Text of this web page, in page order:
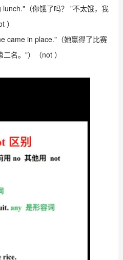
（你饿了吗？ "不太饿，我
）
came in place."（她赢得了比赛
名。"）（not ）